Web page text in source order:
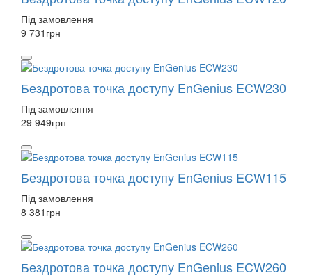
Під замовлення
9 731 грн
Бездротова точка доступу EnGenius ECW230
Під замовлення
29 949грн
Бездротова точка доступу EnGenius ECW115
Під замовлення
8 381 грн
Бездротова точка доступу EnGenius ECW260